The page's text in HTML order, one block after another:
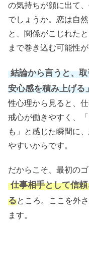
の気持ちが顔に出て
でしょうか。恋は自
と、関係がこじれた
まで巻き込む可能性が
結論から言うと、
安心感を積み上げる
性心理から見ると、
戒心が働きやすく、
も」と感じた瞬間に
やすいからです。
だからこそ、最初のゴ
仕事相手として信
るところ。ここを外
ます。